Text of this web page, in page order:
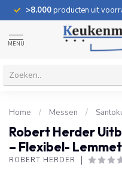
>8.000producten uit
MENU
Home / Messen /
Robert Herder
– Flexibel-
ROBERT HERDER